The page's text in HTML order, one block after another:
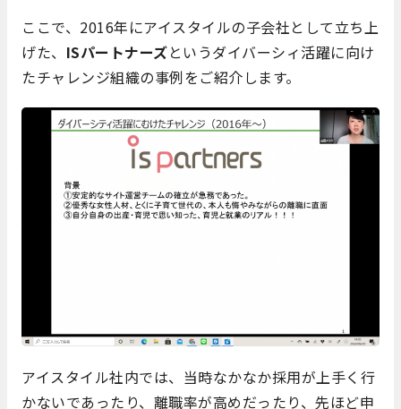
ここで、2016年にアイスタイルの子会社として立ち上
げた、 ISパートナーズというダイバーシィ活躍に向け
たチャレンジ組織の事例をご紹介します。
アイスタイル社内では、当時なかなか採用が上手く行
かないであったり、離職率が高めだったり、先ほど申